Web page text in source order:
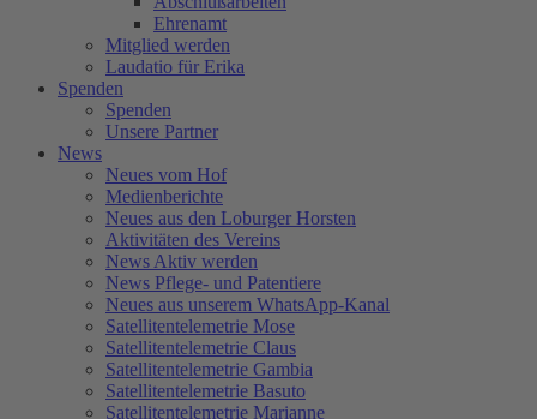
Ehrenamt
Mitglied werden
Laudatio für Erika
Spenden
Spenden
Unsere Partner
News
Neues vom Hof
Medienberichte
Neues aus den Loburger Horsten
Aktivitäten des Vereins
News Aktiv werden
News Pflege- und Patentiere
Neues aus unserem WhatsApp-Kanal
Satellitentelemetrie Mose
Satellitentelemetrie Claus
Satellitentelemetrie Gambia
Satellitentelemetrie Basuto
Satellitentelemetrie Marianne